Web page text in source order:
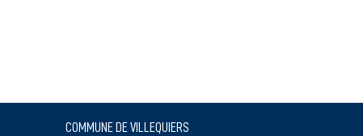
COMMUNE DE VILLEQUIERS